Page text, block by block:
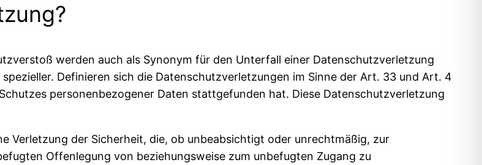
werden auch als Synonym für den Unterfall einer Datenschutzverletzung
Definieren sich die Datenschutzverletzungen im Sinne der Art. 33 und Art. 4
personenbezogener Daten stattgefunden hat. Diese Datenschutzverletzung
Verletzung der Sicherheit, die, ob unbeabsichtigt oder unrechtmäßig, zur
Offenlegung von beziehungsweise zum unbefugten Zugang zu